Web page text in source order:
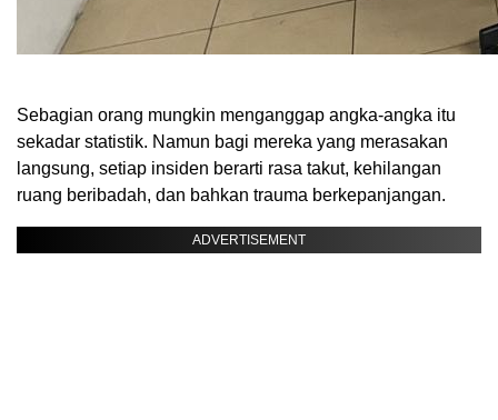
Sebagian orang mungkin menganggap angka-angka itu
sekadar statistik. Namun bagi mereka yang merasakan
langsung, setiap insiden berarti rasa takut, kehilangan
ruang beribadah, dan bahkan trauma berkepanjangan.
ADVERTISEMENT